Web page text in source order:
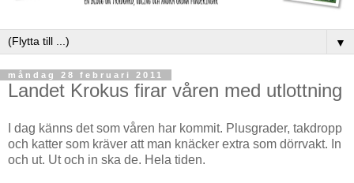
▼
måndag 28 februari 2011
Landet Krokus firar våren med utlottning
I dag känns det som våren har kommit. Plusgrader, takdropp
och katter som kräver att man knäcker extra som dörrvakt. In
och ut. Ut och in ska de. Hela tiden.